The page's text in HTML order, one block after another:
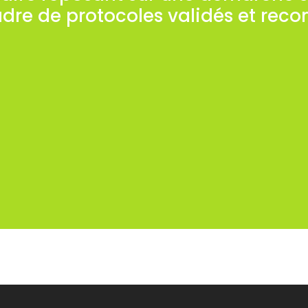
de protocoles validés et